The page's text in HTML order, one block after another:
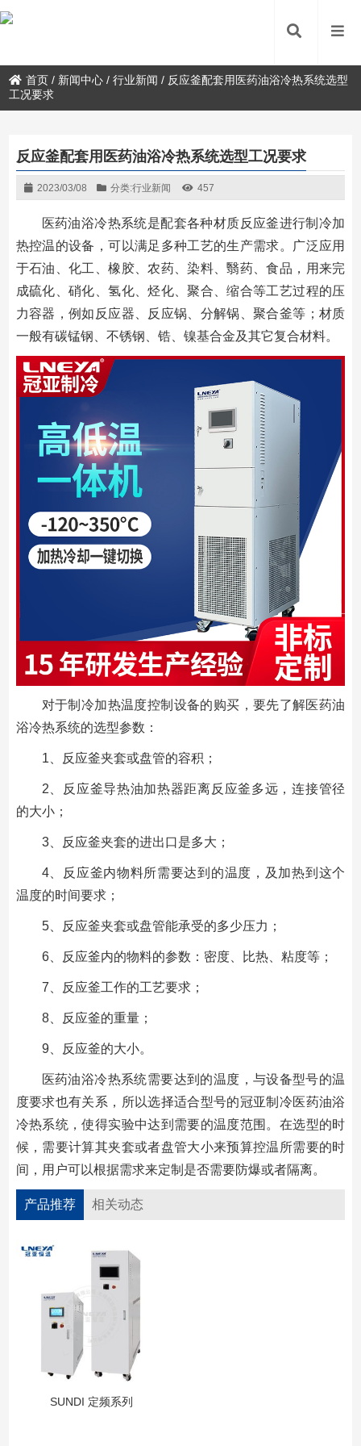
首页 / 新闻中心 /行业新闻 / 反应釜配套用医药油浴冷热系统选型
工况要求
反应釜配套用医药油浴冷热系统选型工况要求
2023/03/08 分类:行业新闻 457
医药油浴冷热系统是配套各种材质反应釜进行制冷加
热控温的设备，可以满足多种工艺的生产需求。广泛应用
于石油、化工、橡胶、农药、染料、翳药、食品，用来完
成硫化、硝化、氢化、烃化、聚合、缩合等工艺过程的压
力容器，例如反应器、反应锅、分解锅、聚合釜等；材质
一般有碳锰钢、不锈钢、锆、镍基合金及其它复合材料。
对于制冷加热温度控制设备的购买，要先了解医药油
浴冷热系统的选型参数：
1、反应釜夹套或盘管的容积；
2、反应釜导热油加热器距离反应釜多远，连接管径
的大小；
3、反应釜夹套的进出口是多大；
4、反应釜内物料所需要达到的温度，及加热到这个
温度的时间要求；
5、反应釜夹套或盘管能承受的多少压力；
6、反应釜内的物料的参数：密度、比热、粘度等；
7、反应釜工作的工艺要求；
8、反应釜的重量；
9、反应釜的大小。
医药油浴冷热系统需要达到的温度，与设备型号的温
度要求也有关系，所以选择适合型号的冠亚制冷医药油浴
冷热系统，使得实验中达到需要的温度范围。在选型的时
候，需要计算其夹套或者盘管大小来预算控温所需要的时
间，用户可以根据需求来定制是否需要防爆或者隔离。
产品推荐 相关动态
SUNDI 定频系列